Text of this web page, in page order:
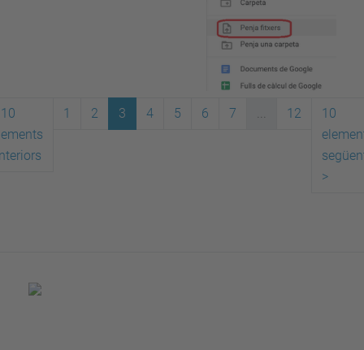
10
1 2 3 4 5 6 7 12
10
>